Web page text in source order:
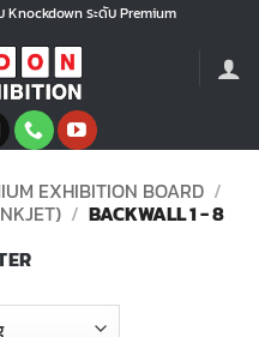
ระดับ Premium
EXHIBITION BOARD /
/ BACKWALL 1 - 8